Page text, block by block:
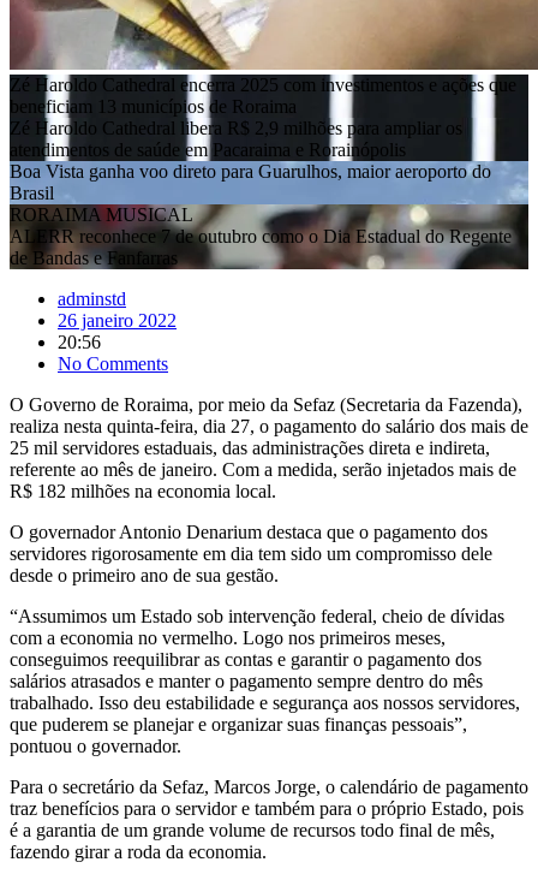
Zé Haroldo Cathedral encerra 2025 com investimentos e ações que
beneficiam 13 municípios de Roraima
Zé Haroldo Cathedral libera R$ 2,9 milhões para ampliar os
atendimentos de saúde em Pacaraima e Rorainópolis
Boa Vista ganha voo direto para Guarulhos, maior aeroporto do
Brasil
RORAIMA MUSICAL
ALERR reconhece 7 de outubro como o Dia Estadual do Regente
de Bandas e Fanfarras
adminstd
26 janeiro 2022
20:56
No Comments
O Governo de Roraima, por meio da Sefaz (Secretaria da Fazenda),
realiza nesta quinta-feira, dia 27, o pagamento do salário dos mais de
25 mil servidores estaduais, das administrações direta e indireta,
referente ao mês de janeiro. Com a medida, serão injetados mais de
R$ 182 milhões na economia local.
O governador Antonio Denarium destaca que o pagamento dos
servidores rigorosamente em dia tem sido um compromisso dele
desde o primeiro ano de sua gestão.
“Assumimos um Estado sob intervenção federal, cheio de dívidas
com a economia no vermelho. Logo nos primeiros meses,
conseguimos reequilibrar as contas e garantir o pagamento dos
salários atrasados e manter o pagamento sempre dentro do mês
trabalhado. Isso deu estabilidade e segurança aos nossos servidores,
que puderem se planejar e organizar suas finanças pessoais”,
pontuou o governador.
Para o secretário da Sefaz, Marcos Jorge, o calendário de pagamento
traz benefícios para o servidor e também para o próprio Estado, pois
é a garantia de um grande volume de recursos todo final de mês,
fazendo girar a roda da economia.